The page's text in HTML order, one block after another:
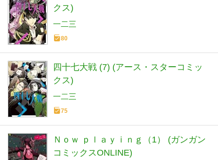
クス)
一二三
80
四十七大戦 (7) (アース・スターコミッ
クス)
一二三
75
Ｎｏｗ ｐｌａｙｉｎｇ（1） (ガンガン
コミックスONLINE)